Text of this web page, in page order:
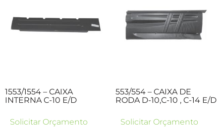
1553/1554 – CAIXA
INTERNA C-10 E/D
Solicitar Orçamento
553/554 – CAIXA DE
RODA D-10,C-10 , C-14 E/D
Solicitar Orçamento